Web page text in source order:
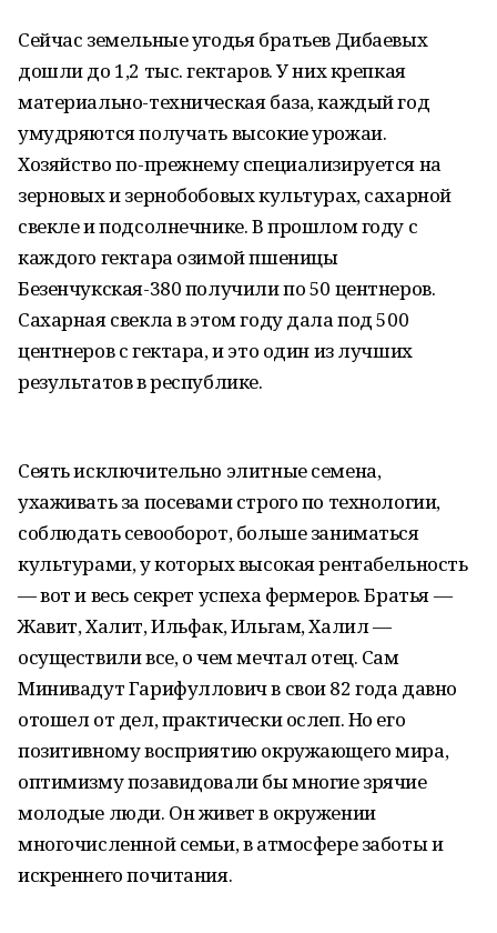
Сейчас земельные угодья братьев Дибаевых
дошли до 1,2 тыс. гектаров. У них крепкая
материально-техническая база, каждый год
умудряются получать высокие урожаи.
Хозяйство по-прежнему специализируется на
зерновых и зернобобовых культурах, сахарной
свекле и подсолнечнике. В прошлом году с
каждого гектара озимой пшеницы
Безенчукская-380 получили по 50 центнеров.
Сахарная свекла в этом году дала под 500
центнеров с гектара, и это один из лучших
результатов в республике.
Сеять исключительно элитные семена,
ухаживать за посевами строго по технологии,
соблюдать севооборот, больше заниматься
культурами, у которых высокая рентабельность
— вот и весь секрет успеха фермеров. Братья —
Жавит, Халит, Ильфак, Ильгам, Халил —
осуществили все, о чем мечтал отец. Сам
Минивадут Гарифуллович в свои 82 года давно
отошел от дел, практически ослеп. Но его
позитивному восприятию окружающего мира,
оптимизму позавидовали бы многие зрячие
молодые люди. Он живет в окружении
многочисленной семьи, в атмосфере заботы и
искреннего почитания.